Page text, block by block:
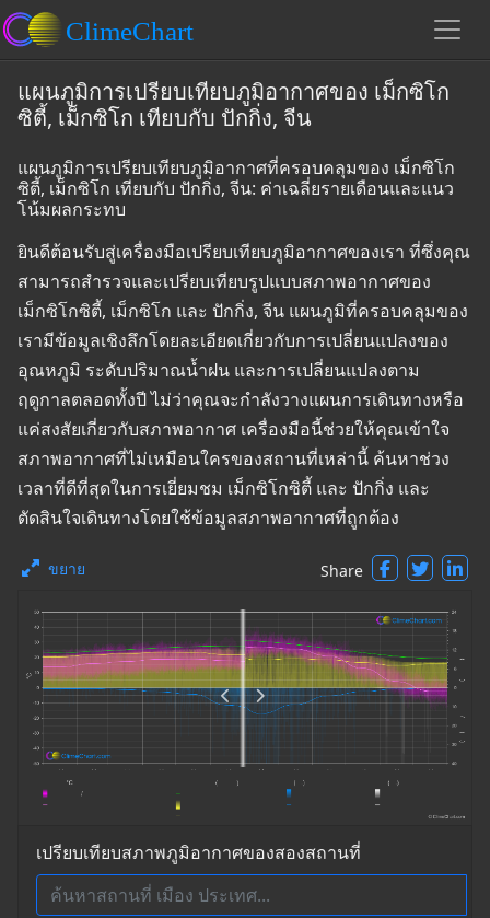
แผนภูมิการเปรียบเทียบภูมิอากาศของ เม็กซิโก
ซิตี้, เม็กซิโก เทียบกับ ปักกิ่ง, จีน
แผนภูมิการเปรียบเทียบภูมิอากาศที่ครอบคลุมของ เม็กซิโก
ซิตี้, เม็กซิโก เทียบกับ ปักกิ่ง, จีน: ค่าเฉลี่ยรายเดือนและแนว
โน้มผลกระทบ
ยินดีต้อนรับสู่เครื่องมือเปรียบเทียบภูมิอากาศของเรา ที่ซึ่งคุณ
สามารถสำรวจและเปรียบเทียบรูปแบบสภาพอากาศของ
เม็กซิโกซิตี้, เม็กซิโก และ ปักกิ่ง, จีน แผนภูมิที่ครอบคลุมของ
เรามีข้อมูลเชิงลึกโดยละเอียดเกี่ยวกับการเปลี่ยนแปลงของ
อุณหภูมิ ระดับปริมาณน้ำฝน และการเปลี่ยนแปลงตาม
ฤดูกาลตลอดทั้งปี ไม่ว่าคุณจะกำลังวางแผนการเดินทางหรือ
แค่สงสัยเกี่ยวกับสภาพอากาศ เครื่องมือนี้ช่วยให้คุณเข้าใจ
สภาพอากาศที่ไม่เหมือนใครของสถานที่เหล่านี้ ค้นหาช่วง
เวลาที่ดีที่สุดในการเยี่ยมชม เม็กซิโกซิตี้ และ ปักกิ่ง และ
ตัดสินใจเดินทางโดยใช้ข้อมูลสภาพอากาศที่ถูกต้อง
ขยาย Share
เปรียบเทียบสภาพภูมิอากาศของสองสถานที่